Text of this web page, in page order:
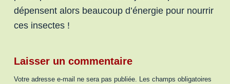
dépensent alors beaucoup d’énergie pour nourrir
ces insectes !
Laisser un commentaire
Votre adresse e-mail ne sera pas publiée. Les champs obligatoires